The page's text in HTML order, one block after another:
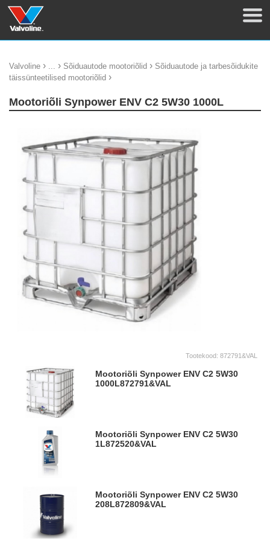
Valvoline › ... › Sõiduautode mootoriõlid › Sõiduautode ja tarbesõidukite
täissünteetilised mootoriõlid ›
Mootoriõli Synpower ENV C2 5W30 1000L
Tootekood: 872791&VAL
Mootoriõli Synpower ENV C2 5W30
1000L872791&VAL
Mootoriõli Synpower ENV C2 5W30
1L872520&VAL
Mootoriõli Synpower ENV C2 5W30
208L872809&VAL